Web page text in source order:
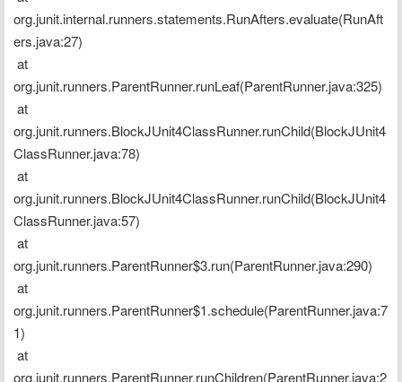
org.junit.internal.runners.statements.RunAfters.evaluate(RunAft
ers.java:27)
org.junit.runners.ParentRunner.runLeaf(ParentRunner.java:325)
org.junit.runners.BlockJUnit4ClassRunner.runChild(BlockJUnit4
ClassRunner.java:78)
org.junit.runners.BlockJUnit4ClassRunner.runChild(BlockJUnit4
ClassRunner.java:57)
org.junit.runners.ParentRunner$3.run(ParentRunner.java:290)
org.junit.runners.ParentRunner$1.schedule(ParentRunner.java:7
1)
org.junit.runners.ParentRunner.runChildren(ParentRunner.java:2